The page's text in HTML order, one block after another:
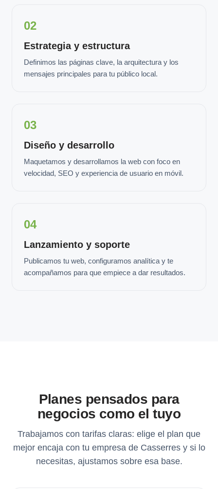
02
Estrategia y estructura
Definimos las páginas clave, la arquitectura y los
mensajes principales para tu público local.
03
Diseño y desarrollo
Maquetamos y desarrollamos la web con foco en
velocidad, SEO y experiencia de usuario en móvil.
04
Lanzamiento y soporte
Publicamos tu web, configuramos analítica y te
acompañamos para que empiece a dar resultados.
Planes pensados para
negocios como el tuyo
Trabajamos con tarifas claras: elige el plan que
mejor encaja con tu empresa de Casserres y si lo
necesitas, ajustamos sobre esa base.